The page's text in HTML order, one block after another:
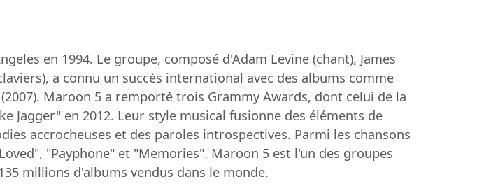
en 1994. Le groupe, composé d'Adam Levine (chant), James
a connu un succès international avec des albums comme
Maroon 5 a remporté trois Grammy Awards, dont celui de la
en 2012. Leur style musical fusionne des éléments de
accrocheuses et des paroles introspectives. Parmi les chansons
"Payphone" et "Memories". Maroon 5 est l'un des groupes
millions d'albums vendus dans le monde.